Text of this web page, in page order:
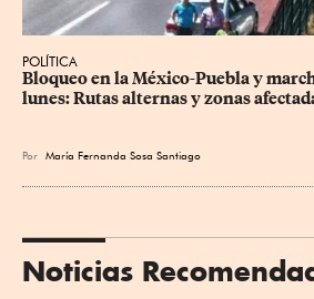
POLÍTICA
Bloqueo en la México-Puebla y
lunes: Rutas alternas y zonas
Por María Fernanda Sosa Santiago
Noticias